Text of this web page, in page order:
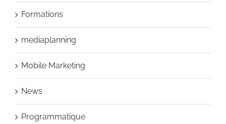
Formations
mediaplanning
Mobile Marketing
News
Programmatique